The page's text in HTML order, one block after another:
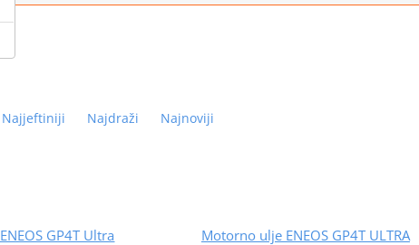
Najjeftiniji Najdraži Najnoviji
GP4T Ultra
Motorno ulje ENEOS GP4T ULTRA